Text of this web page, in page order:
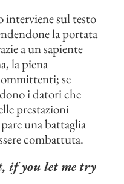
interviene sul testo
la portata
a un sapiente
la piena
se
i datori che
prestazioni
una battaglia
combattuta.
if you let me try